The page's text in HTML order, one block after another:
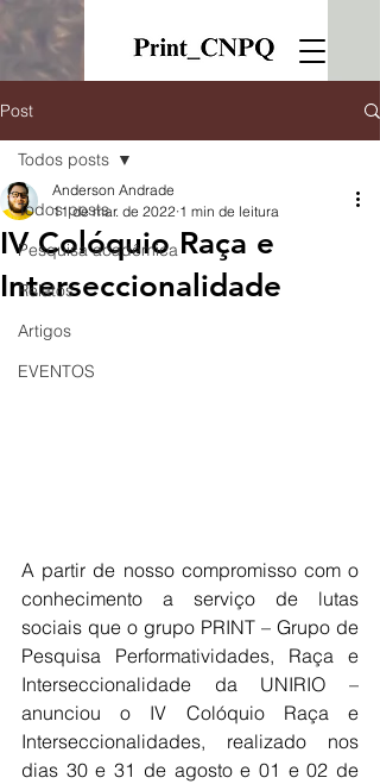
Post
Todos posts
Pesquisa acadêmica
Relatos
Artigos
EVENTOS
Todos posts
IV Colóquio Raça e
Interseccionalidade
Anderson Andrade
11 de mar. de 2022 1 min de leitura
A partir de nosso compromisso com o
conhecimento a serviço de lutas
sociais que o grupo PRINT – Grupo de
Pesquisa Performatividades, Raça e
Interseccionalidade da UNIRIO –
anunciou o IV Colóquio Raça e
Interseccionalidades, realizado nos
dias 30 e 31 de agosto e 01 e 02 de